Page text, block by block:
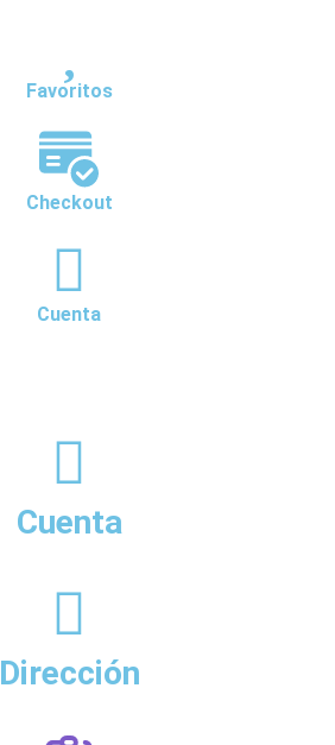
Favoritos
Checkout
Cuenta
Cuenta
Dirección